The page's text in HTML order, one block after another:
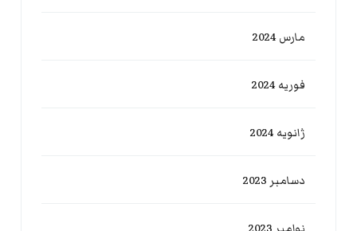
مارس 2024
فوریه 2024
ژانویه 2024
دسامبر 2023